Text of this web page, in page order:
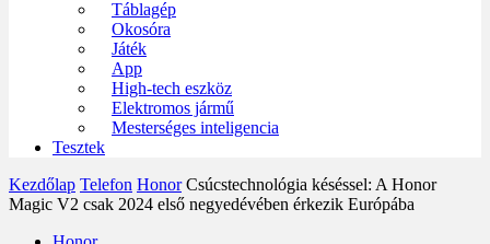
Táblagép
Okosóra
Játék
App
High-tech eszköz
Elektromos jármű
Mesterséges inteligencia
Tesztek
Kezdőlap Telefon Honor Csúcstechnológia késéssel: A Honor
Magic V2 csak 2024 első negyedévében érkezik Európába